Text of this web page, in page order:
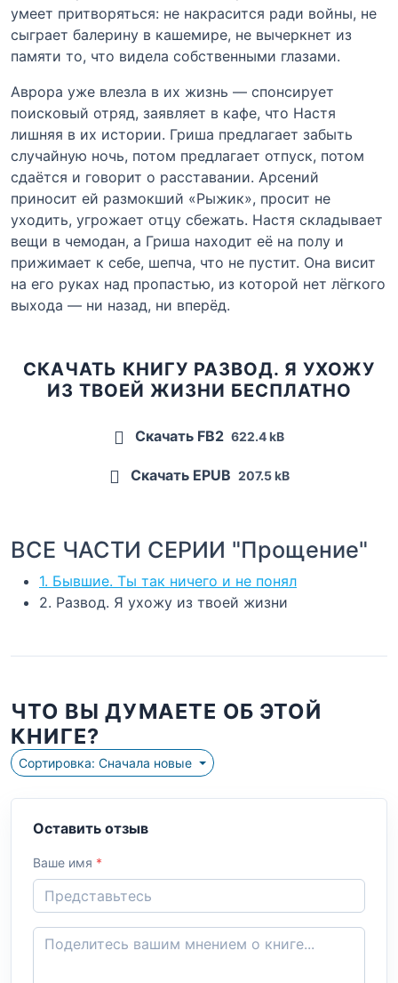
умеет притворяться: не накрасится ради войны, не
сыграет балерину в кашемире, не вычеркнет из
памяти то, что видела собственными глазами.
Аврора уже влезла в их жизнь — спонсирует
поисковый отряд, заявляет в кафе, что Настя
лишняя в их истории. Гриша предлагает забыть
случайную ночь, потом предлагает отпуск, потом
сдаётся и говорит о расставании. Арсений
приносит ей размокший «Рыжик», просит не
уходить, угрожает отцу сбежать. Настя складывает
вещи в чемодан, а Гриша находит её на полу и
прижимает к себе, шепча, что не пустит. Она висит
на его руках над пропастью, из которой нет лёгкого
выхода — ни назад, ни вперёд.
СКАЧАТЬ КНИГУ РАЗВОД. Я УХОЖУ
ИЗ ТВОЕЙ ЖИЗНИ БЕСПЛАТНО
Скачать FB2 622.4 kB
Скачать EPUB 207.5 kB
ВСЕ ЧАСТИ СЕРИИ "Прощение"
1. Бывшие. Ты так ничего и не понял
2. Развод. Я ухожу из твоей жизни
ЧТО ВЫ ДУМАЕТЕ ОБ ЭТОЙ
КНИГЕ?
Сортировка: Сначала новые
Оставить отзыв
Ваше имя *